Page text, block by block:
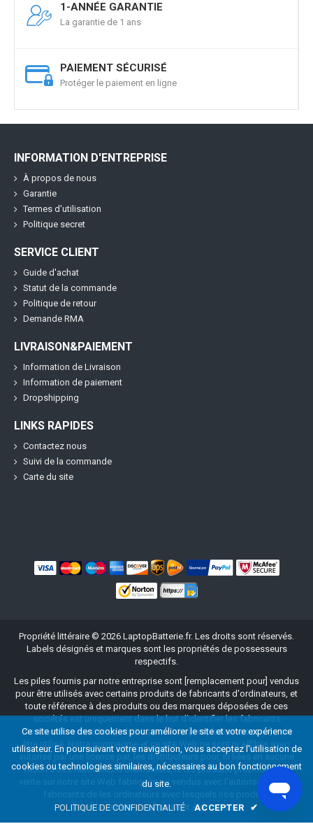
1-ANNÉE GARANTIE
La garantie de 1 ans
PAIEMENT SÉCURISÉ
Protéger le paiement en ligne
INFORMATION D'ENTREPRISE
À propos de nous
Garantie
Termes d'utilisation
Politique secret
SERVICE CLIENT
Guide d'achat
Statut de la commande
Politique de retour
Demande RMA
LIVRAISON&PAIEMENT
Information de Livraison
Information de paiement
Dropshipping
LINKS RAPIDES
Contactez nous
Suivi de la commande
Carte du site
Propriété littéraire © 2026 LaptopBatterie.fr. Les droits sont réservés.
Labels désignés et marques sont les propriétés de possesseurs
respectifs.
Les piles fournis par notre entreprise sont [remplacement pour] vendus
pour être utilisés avec certains produits de fabricants d'ordinateurs, et
toute référence à des produits ou des marques déposées de ces
sociétés est uniquement dans le but d'identifier les fabricants
d'ordinateurs avec lesquels nos produits [remplacement pour] peut
être utilisé. Notre compagnie et ce site Web ne sont ni affiliés avec,
autorisé par une licence par, les distributeurs pour, ni liées en aucune
façon à ces fabricants d'ordinateurs, ni les produits proposés à la
vente sur notre site Web fabriqués ou vendus avec l'autorisation des
fabricants de les ordinateurs avec lesquels nos produits
[remplacement pour] peuvent être utilisés.
Ce site utilise des cookies pour améliorer le site et votre expérience
utilisateur. En poursuivant votre navigation, vous acceptez l'utilisation de
cookies ou technologies similaires, nécessaires au bon fonctionnement
du site.
POLITIQUE DE CONFIDENTIALITÉ ACCEPTER ✔